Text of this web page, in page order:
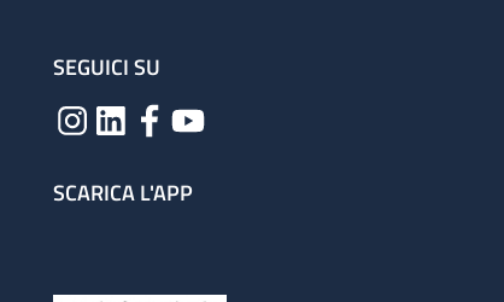
SEGUICI SU
SCARICA L'APP